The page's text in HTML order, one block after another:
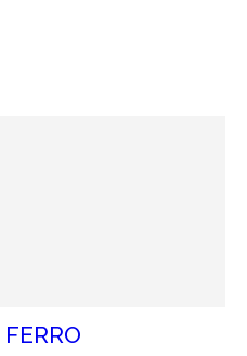
FERRO